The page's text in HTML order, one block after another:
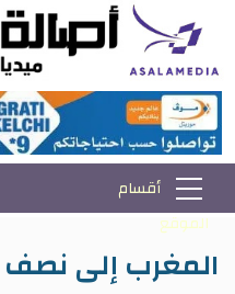
المغرب إلى نصف